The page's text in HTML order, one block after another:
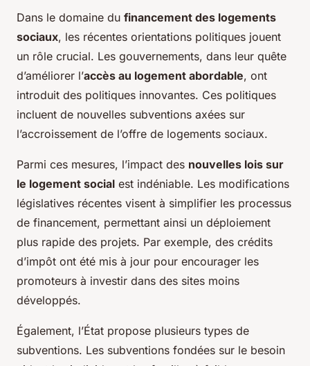
Dans le domaine du financement des logements
sociaux, les récentes orientations politiques jouent
un rôle crucial. Les gouvernements, dans leur quête
d’améliorer l’accès au logement abordable, ont
introduit des politiques innovantes. Ces politiques
incluent de nouvelles subventions axées sur
l’accroissement de l’offre de logements sociaux.
Parmi ces mesures, l’impact des nouvelles lois sur
le logement social est indéniable. Les modifications
législatives récentes visent à simplifier les processus
de financement, permettant ainsi un déploiement
plus rapide des projets. Par exemple, des crédits
d’impôt ont été mis à jour pour encourager les
promoteurs à investir dans des sites moins
développés.
Également, l’État propose plusieurs types de
subventions. Les subventions fondées sur le besoin